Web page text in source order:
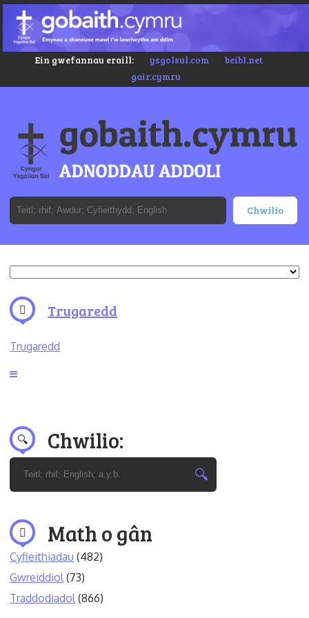
Ein gwefannau eraill: ysgolsul.com
beibl.net
gair.cymru
Trugaredd
Trugaredd
Chwilio:
Math o gân
Cyfieithiadau (482)
Gwreiddiol (73)
Traddodiadol (866)